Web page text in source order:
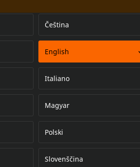
Čeština
English
Italiano
Magyar
Polski
Slovenščina